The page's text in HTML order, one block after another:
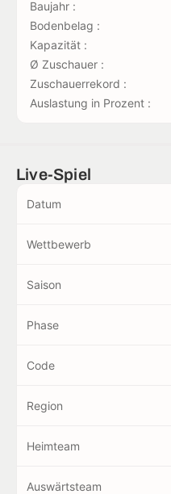
Baujahr :
Bodenbelag :
Kapazität :
Ø Zuschauer :
Zuschauerrekord :
Auslastung in Prozent :
Live-Spiel
Datum
Wettbewerb
Saison
Phase
Code
Region
Heimteam
Auswärtsteam